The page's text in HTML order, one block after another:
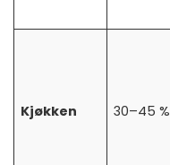
Kjøkken 30–45 %